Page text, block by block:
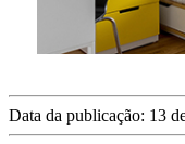
Data da publicação: 13